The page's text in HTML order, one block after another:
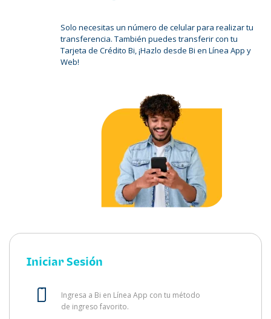
Solo necesitas un número de celular para realizar tu
transferencia. También puedes transferir con tu
Tarjeta de Crédito Bi, ¡Hazlo desde Bi en Línea App y
Web!
Iniciar Sesión
Ingresa a Bi en Línea App con tu método
de ingreso favorito.